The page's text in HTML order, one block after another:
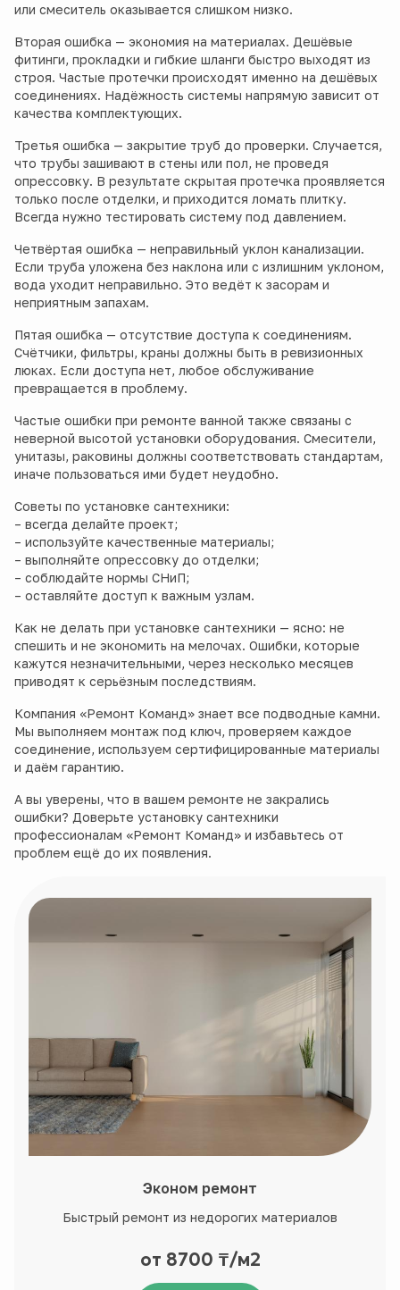
или смеситель оказывается слишком низко.
Вторая ошибка — экономия на материалах. Дешёвые
фитинги, прокладки и гибкие шланги быстро выходят из
строя. Частые протечки происходят именно на дешёвых
соединениях. Надёжность системы напрямую зависит от
качества комплектующих.
Третья ошибка — закрытие труб до проверки. Случается,
что трубы зашивают в стены или пол, не проведя
опрессовку. В результате скрытая протечка проявляется
только после отделки, и приходится ломать плитку.
Всегда нужно тестировать систему под давлением.
Четвёртая ошибка — неправильный уклон канализации.
Если труба уложена без наклона или с излишним уклоном,
вода уходит неправильно. Это ведёт к засорам и
неприятным запахам.
Пятая ошибка — отсутствие доступа к соединениям.
Счётчики, фильтры, краны должны быть в ревизионных
люках. Если доступа нет, любое обслуживание
превращается в проблему.
Частые ошибки при ремонте ванной также связаны с
неверной высотой установки оборудования. Смесители,
унитазы, раковины должны соответствовать стандартам,
иначе пользоваться ими будет неудобно.
Советы по установке сантехники:
– всегда делайте проект;
– используйте качественные материалы;
– выполняйте опрессовку до отделки;
– соблюдайте нормы СНиП;
– оставляйте доступ к важным узлам.
Как не делать при установке сантехники — ясно: не
спешить и не экономить на мелочах. Ошибки, которые
кажутся незначительными, через несколько месяцев
приводят к серьёзным последствиям.
Компания «Ремонт Команд» знает все подводные камни.
Мы выполняем монтаж под ключ, проверяем каждое
соединение, используем сертифицированные материалы
и даём гарантию.
А вы уверены, что в вашем ремонте не закрались
ошибки? Доверьте установку сантехники
профессионалам «Ремонт Команд» и избавьтесь от
проблем ещё до их появления.
Эконом ремонт
Быстрый ремонт из недорогих материалов
от 8700 ₸/м2